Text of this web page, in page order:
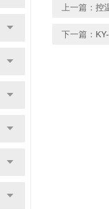
上一篇： 控
下一篇：